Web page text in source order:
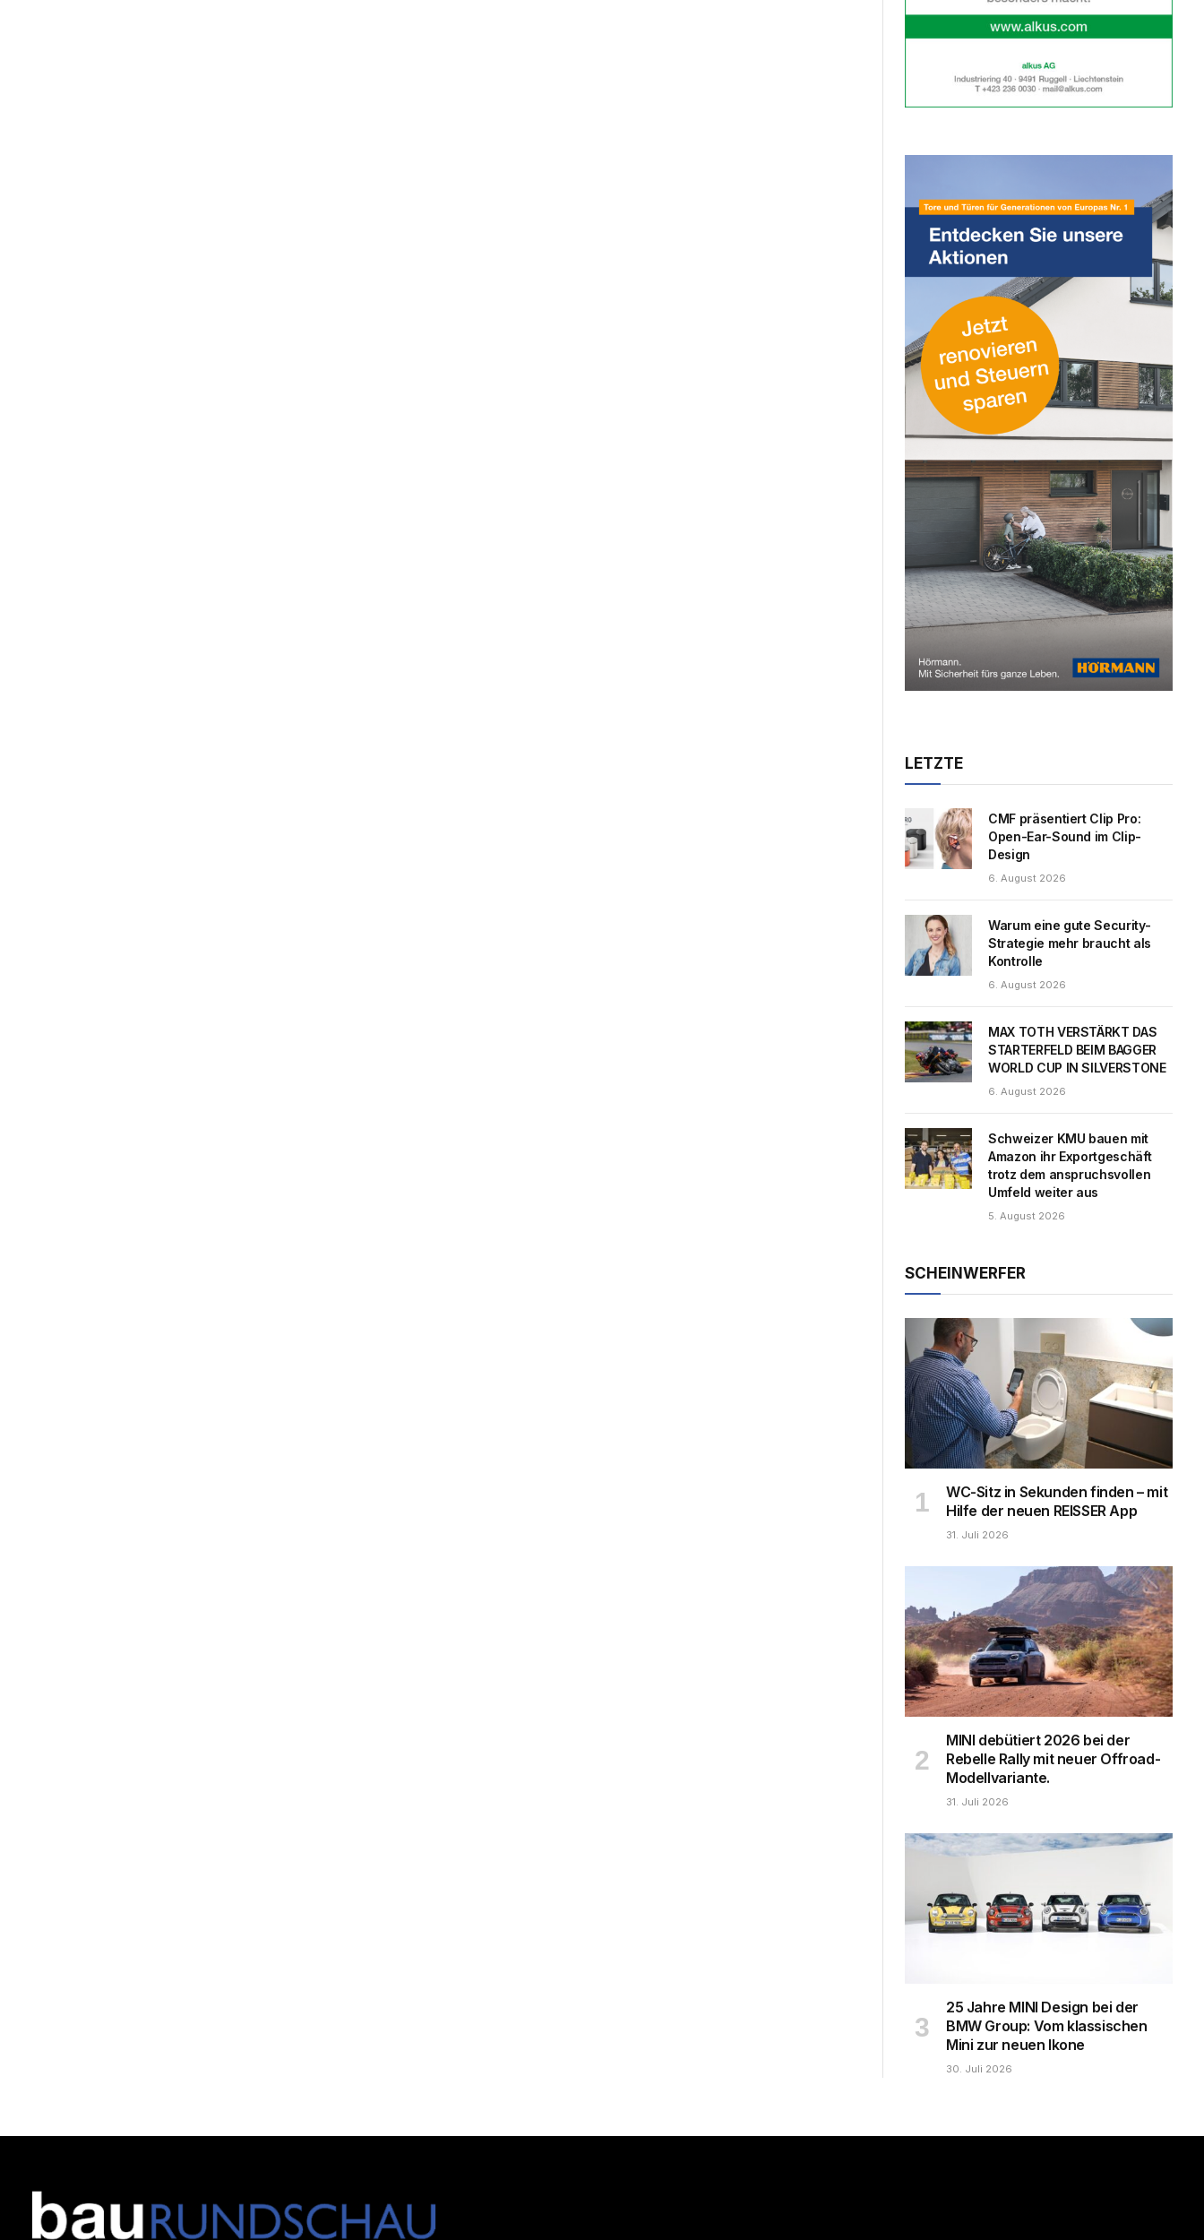
LETZTE
CMF präsentiert Clip Pro:
Open-Ear-Sound im Clip-
Design
6. August 2026
Warum eine gute Security-
Strategie mehr braucht als
Kontrolle
6. August 2026
MAX TOTH VERSTÄRKT DAS
STARTERFELD BEIM BAGGER
WORLD CUP IN SILVERSTONE
6. August 2026
Schweizer KMU bauen mit
Amazon ihr Exportgeschäft
trotz dem anspruchsvollen
Umfeld weiter aus
5. August 2026
SCHEINWERFER
WC-Sitz in Sekunden finden – mit
Hilfe der neuen REISSER App
31. Juli 2026
MINI debütiert 2026 bei der
Rebelle Rally mit neuer Offroad-
Modellvariante.
31. Juli 2026
25 Jahre MINI Design bei der
BMW Group: Vom klassischen
Mini zur neuen Ikone
30. Juli 2026